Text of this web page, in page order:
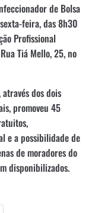
de Bolsa
feira, das 8h30
Profissional
Tiá Mello, 25, no
dos dois
promoveu 45
e a possibilidade de
de moradores do
disponibilizados.